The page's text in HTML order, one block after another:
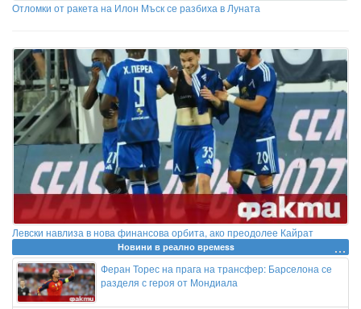
Отломки от ракета на Илон Мъск се разбиха в Луната
Левски навлиза в нова финансова орбита, ако преодолее Кайрат
Новини в реално времеss
Феран Торес на прага на трансфер: Барселона се
разделя с героя от Мондиала